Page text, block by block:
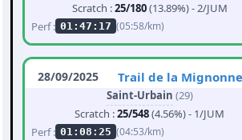
Scratch :25/180(13.89%) - 2/JUM
Perf : 01:47:17 (05:58/km)
28/09/2025 Trail de la Mignonne
Saint-Urbain (29)
Scratch :25/548(4.56%) - 1/JUM
Perf : 01:08:25 (04:53/km)